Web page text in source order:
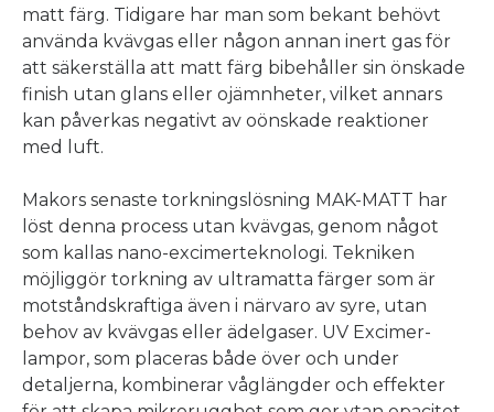
matt färg. Tidigare har man som bekant behövt
använda kvävgas eller någon annan inert gas för
att säkerställa att matt färg bibehåller sin önskade
finish utan glans eller ojämnheter, vilket annars
kan påverkas negativt av oönskade reaktioner
med luft.
Makors senaste torkningslösning MAK-MATT har
löst denna process utan kvävgas, genom något
som kallas nano-excimerteknologi. Tekniken
möjliggör torkning av ultramatta färger som är
motståndskraftiga även i närvaro av syre, utan
behov av kvävgas eller ädelgaser. UV Excimer-
lampor, som placeras både över och under
detaljerna, kombinerar våglängder och effekter